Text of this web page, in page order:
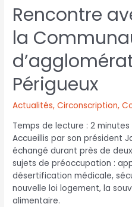
Rencontre
la
Périgueux
Actualités,Circonscription,
Temps de lecture :2 minutes
Accueillis par son président
échangé durant près de
sujets de préoccupation :
désertification médicale,
nouvelle loi logement, la
alimentaire.